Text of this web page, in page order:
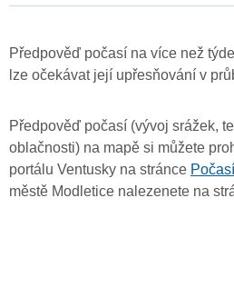
Předpověď počasí na více než
lze očekávat její upřesňování v
Předpověď počasí (vývoj srážek,
oblačnosti) na mapě si můžete
portálu Ventusky na stránce
městě Modletice nalezenete na